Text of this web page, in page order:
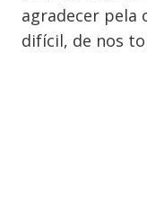
agradecer pela
difícil, de nos